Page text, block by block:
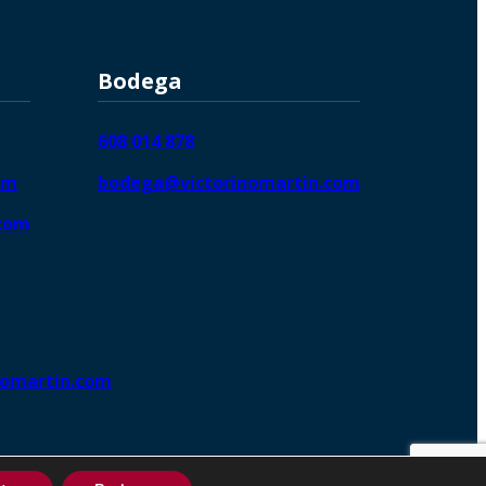
Bodega
608 014 878
bodega@victorinomartin.com
DigitalGrowthⓇ